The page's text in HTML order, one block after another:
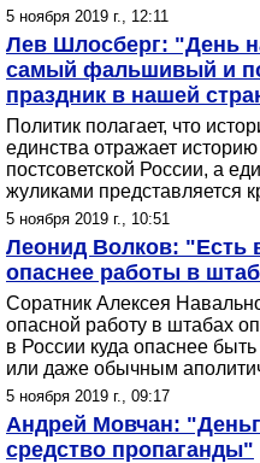
5 ноября 2019 г., 12:11
Лев Шлосберг: "День
самый фальшивый и
праздник в нашей
Политик полагает, что
единства отражает
постсоветской России, а
жуликами представляется
5 ноября 2019 г., 10:51
Леонид Волков: "Есть
опаснее работы в
Соратник Алексея
опасной работу в штабах
в России куда опаснее
или даже обычным
5 ноября 2019 г., 09:17
Андрей Мовчан:
средство пропаганды"